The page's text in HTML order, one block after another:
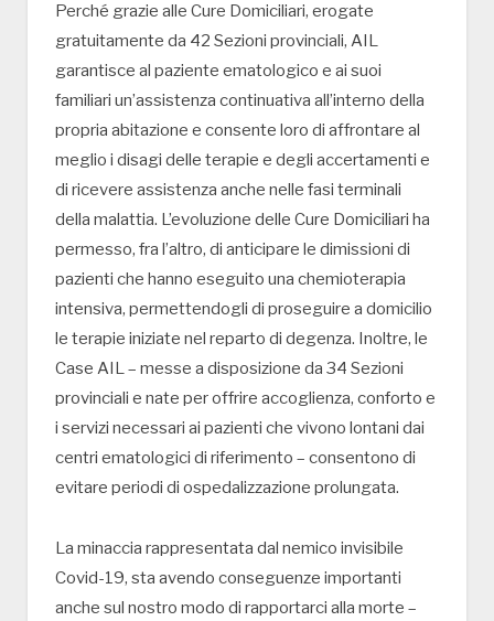
Perché grazie alle Cure Domiciliari, erogate
gratuitamente da 42 Sezioni provinciali, AIL
garantisce al paziente ematologico e ai suoi
familiari un’assistenza continuativa all’interno della
propria abitazione e consente loro di affrontare al
meglio i disagi delle terapie e degli accertamenti e
di ricevere assistenza anche nelle fasi terminali
della malattia. L’evoluzione delle Cure Domiciliari ha
permesso, fra l’altro, di anticipare le dimissioni di
pazienti che hanno eseguito una chemioterapia
intensiva, permettendogli di proseguire a domicilio
le terapie iniziate nel reparto di degenza. Inoltre, le
Case AIL – messe a disposizione da 34 Sezioni
provinciali e nate per offrire accoglienza, conforto e
i servizi necessari ai pazienti che vivono lontani dai
centri ematologici di riferimento – consentono di
evitare periodi di ospedalizzazione prolungata.
La minaccia rappresentata dal nemico invisibile
Covid-19, sta avendo conseguenze importanti
anche sul nostro modo di rapportarci alla morte –